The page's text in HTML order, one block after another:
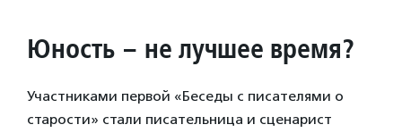
Юность – не лучшее время?
Участниками первой «Беседы с писателями о
старости» стали писательница и сценарист